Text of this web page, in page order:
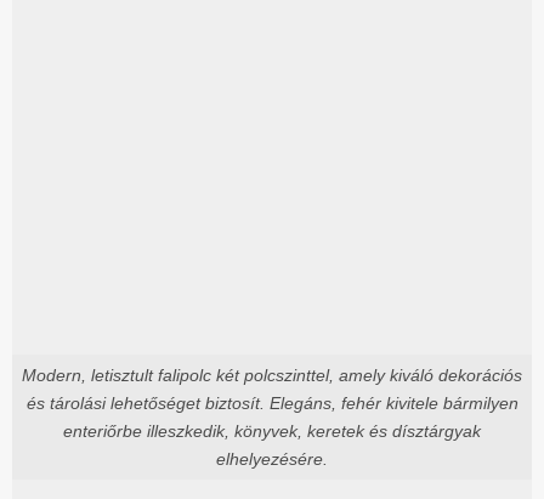
Modern, letisztult falipolc két polcszinttel, amely kiváló dekorációs
és tárolási lehetőséget biztosít. Elegáns, fehér kivitele bármilyen
enteriőrbe illeszkedik, könyvek, keretek és dísztárgyak
elhelyezésére.